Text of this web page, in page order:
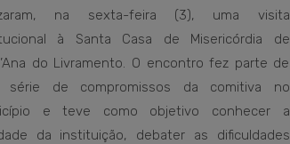
na sexta-feira (3), uma visita
à Santa Casa de Misericórdia de
do Livramento. O encontro fez parte de
série de compromissos da comitiva no
e teve como objetivo conhecer a
da instituição, debater as dificuldades